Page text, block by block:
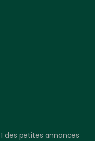
des petites annonces